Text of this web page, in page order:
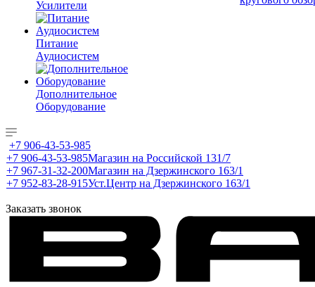
Усилители
Питание
Аудиосистем
Дополнительное
Оборудование
+7 906-43-53-985
+7 906-43-53-985Магазин на Российской 131/7
+7 967-31-32-200Магазин на Дзержинского 163/1
+7 952-83-28-915Уст.Центр на Дзержинского 163/1
Заказать звонок